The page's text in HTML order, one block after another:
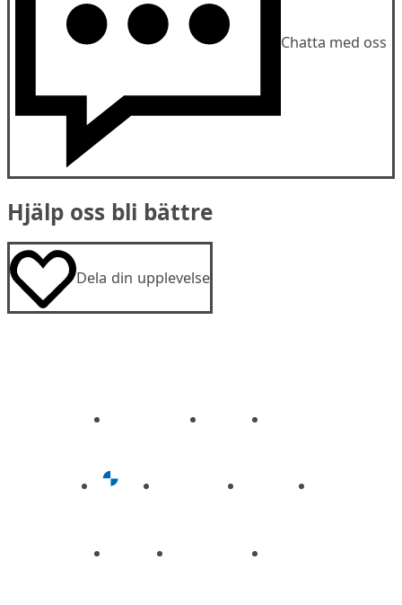
Chatta med oss
Hjälp oss bli bättre
Dela din upplevelse